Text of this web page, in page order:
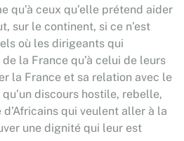
qu’à ceux qu’elle prétend aider
sur le continent, si ce n’est
où les dirigeants qui
la France qu’à celui de leurs
la France et sa relation avec le
qu’un discours hostile, rebelle,
qui veulent aller à la
une dignité qui leur est